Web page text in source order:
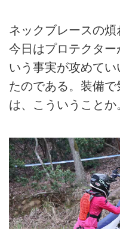
ネックブレースの煩
今日はプロテクタ
いう事実が攻めて
たのである。装備
は、こういうことか